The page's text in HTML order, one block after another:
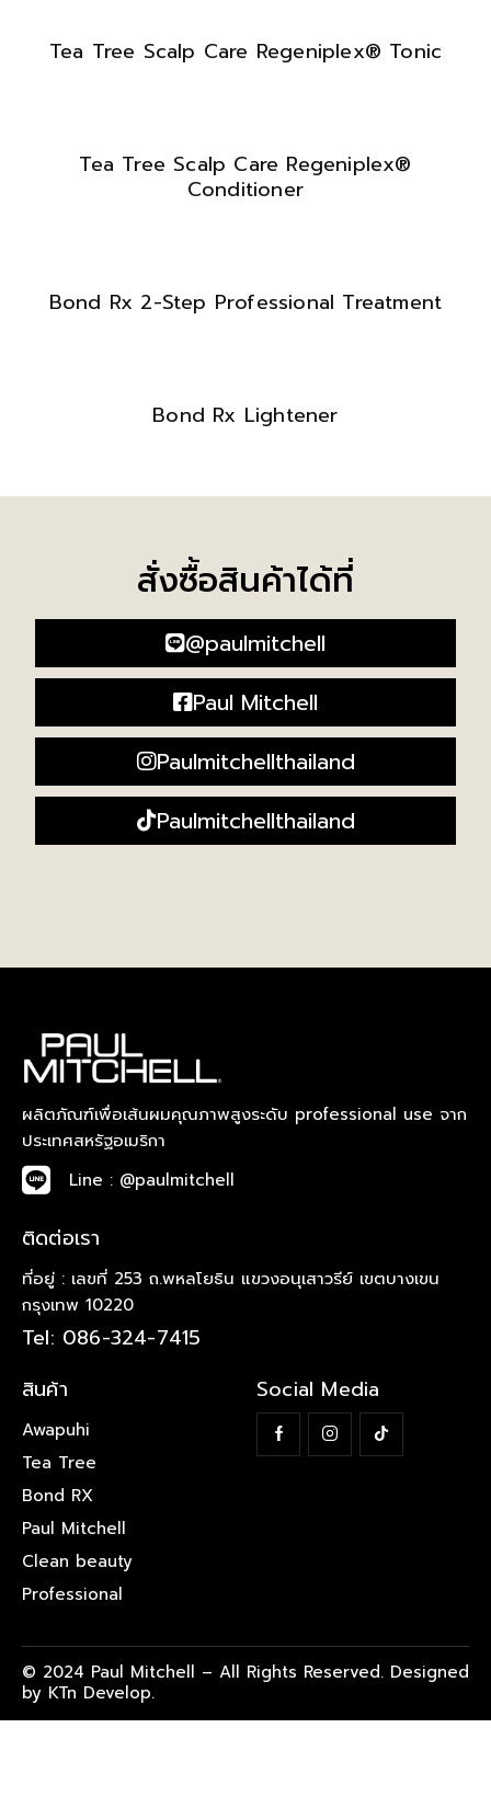
Tea Tree Scalp Care Regeniplex® Tonic
Tea Tree Scalp Care Regeniplex®
Conditioner
Bond Rx 2-Step Professional Treatment
Bond Rx Lightener
สั่งซื้อสินค้าได้ที่
@paulmitchell
Paul Mitchell
Paulmitchellthailand
Paulmitchellthailand
ผลิตภัณฑ์เพื่อเส้นผมคุณภาพสูงระดับ professional use จาก
ประเทศสหรัฐอเมริกา
Line : @paulmitchell
ติดต่อเรา
ที่อยู่ : เลขที่ 253 ถ.พหลโยธิน แขวงอนุเสาวรีย์ เขตบางเขน
กรุงเทพ 10220
Tel: 086-324-7415
สินค้า
Awapuhi
Tea Tree
Bond RX
Paul Mitchell
Clean beauty
Professional
Social Media
© 2024 Paul Mitchell – All Rights Reserved. Designed
by KTn Develop.